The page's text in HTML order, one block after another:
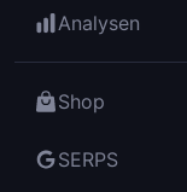
Analysen
Shop
SERPS